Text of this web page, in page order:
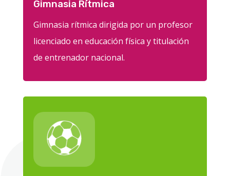
Gimnasia Rítmica
Gimnasia rítmica dirigida por un profesor
licenciado en educación física y titulación
de entrenador nacional.